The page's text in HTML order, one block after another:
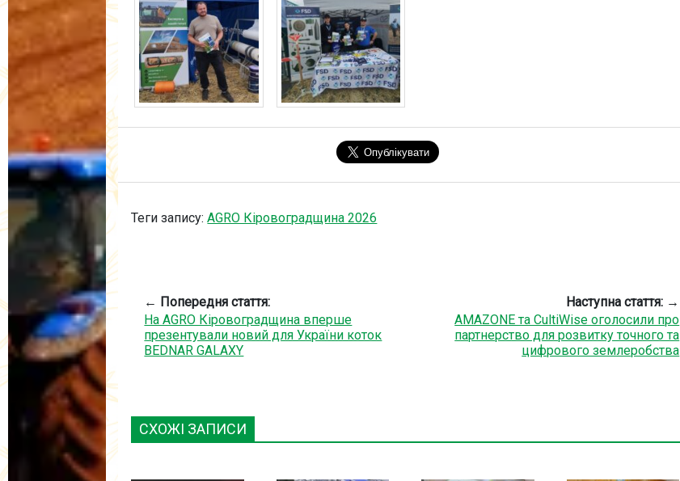
Теги запису:AGRO Кіровоградщина 2026
← Попередня стаття:
На AGRO Кіровоградщина вперше
презентували новий для України коток
BEDNAR GALAXY
Наступна стаття: →
AMAZONE та CultiWise оголосили про
партнерство для розвитку точного та
цифрового землеробства
СХОЖІ ЗАПИСИ